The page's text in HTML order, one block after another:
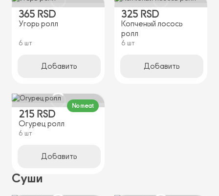
365 RSD
Угорь ролл
6 шт
Добавить
325 RSD
Копченый лосось
ролл
6 шт
Добавить
215 RSD
Огурец ролл
6 шт
Добавить
No meat
Суши